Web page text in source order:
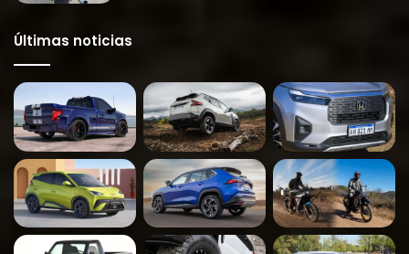
Últimas noticias